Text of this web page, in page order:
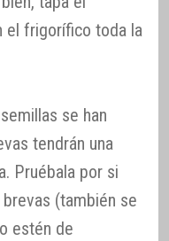
el frigorífico toda la
se han
tendrán una
Pruébala por si
(también se
estén de